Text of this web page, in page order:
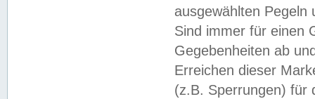
ausgewählten
Sind immer für einen
Gegebenheiten ab
Erreichen dieser
(z.B. Sperrungen) für